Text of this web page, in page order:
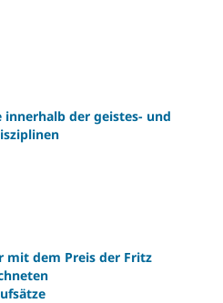
innerhalb der geistes- und
mit dem Preis der Fritz